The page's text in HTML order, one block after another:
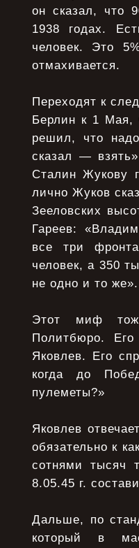
он сказал, что
1938 годах.
человек. Это
отмахивается.
Переходят к
Берлин к 1 Мая,
решил, что
сказал —
Сталин Жукову
лично Жуков
Зееловских
Гареев:
все три
человек, а 350
не одно и то
Этот миф
Политбюро.
Яковлев. Его
когда до
пулеметы?»
Яковлев
обязательно к
сотнями тысяч
8.05.45 г.
Дальше, по
который в